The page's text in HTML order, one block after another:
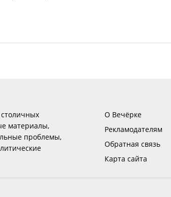
материалы,
проблемы,
О Вечёрке
Рекламодателям
Обратная связь
Карта сайта